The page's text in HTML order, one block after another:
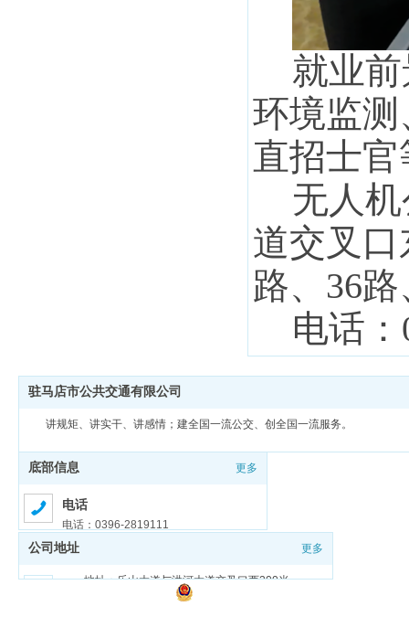
就业
环境监
直招士
无人
道交叉口
路、36
电话：
驻马店市公共交通有限公司
讲规矩、讲实干、讲感情；建全国一流公交、创全国一流服务。
底部信息 更多
电话
电话：0396-2819111
邮箱
邮箱：zmdgongjiao@sina.com
公司地址 更多
地址：乐山大道与洪河大道交叉口西200米